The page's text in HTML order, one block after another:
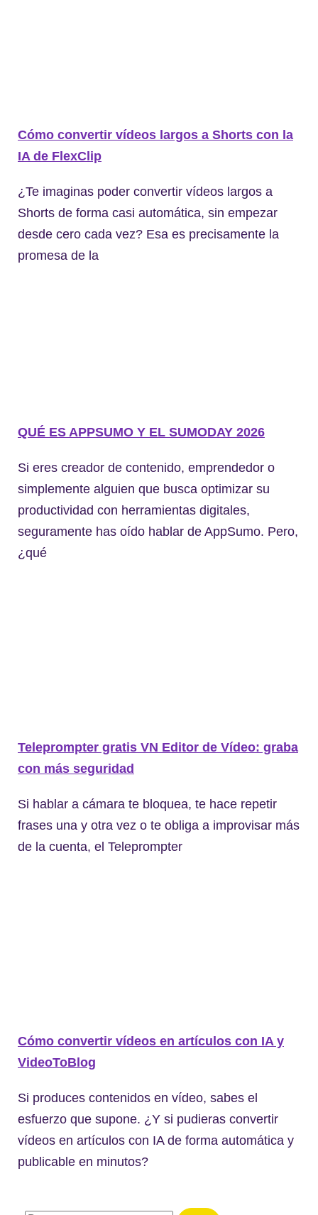
Cómo convertir vídeos largos a Shorts con la
IA de FlexClip
¿Te imaginas poder convertir vídeos largos a
Shorts de forma casi automática, sin empezar
desde cero cada vez? Esa es precisamente la
promesa de la
QUÉ ES APPSUMO Y EL SUMODAY 2026
Si eres creador de contenido, emprendedor o
simplemente alguien que busca optimizar su
productividad con herramientas digitales,
seguramente has oído hablar de AppSumo. Pero,
¿qué
Teleprompter gratis VN Editor de Vídeo: graba
con más seguridad
Si hablar a cámara te bloquea, te hace repetir
frases una y otra vez o te obliga a improvisar más
de la cuenta, el Teleprompter
Cómo convertir vídeos en artículos con IA y
VideoToBlog
Si produces contenidos en vídeo, sabes el
esfuerzo que supone. ¿Y si pudieras convertir
vídeos en artículos con IA de forma automática y
publicable en minutos?